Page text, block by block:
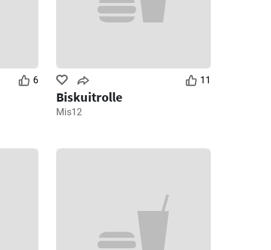
6 11
Biskuitrolle
Mis12